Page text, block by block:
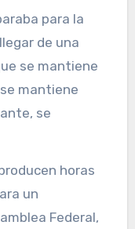
para la
de una
se mantiene
mantiene
se
horas
un
Federal,